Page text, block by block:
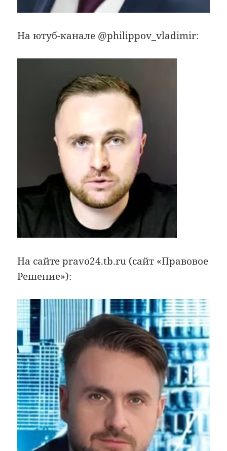
На ютуб-канале @philippov_vladimir:
На сайте pravo24.tb.ru (сайт «Правовое
Решение»):